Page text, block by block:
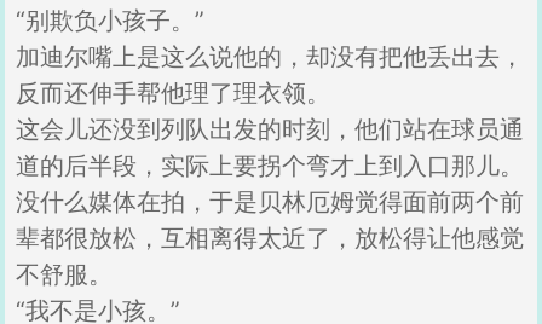
“别欺负小孩子。”
加迪尔嘴上是这么说他的，却没有把他丢出去，
反而还伸手帮他理了理衣领。
这会儿还没到列队出发的时刻，他们站在球员通
道的后半段，实际上要拐个弯才上到入口那儿。
没什么媒体在拍，于是贝林厄姆觉得面前两个前
辈都很放松，互相离得太近了，放松得让他感觉
不舒服。
“我不是小孩。”